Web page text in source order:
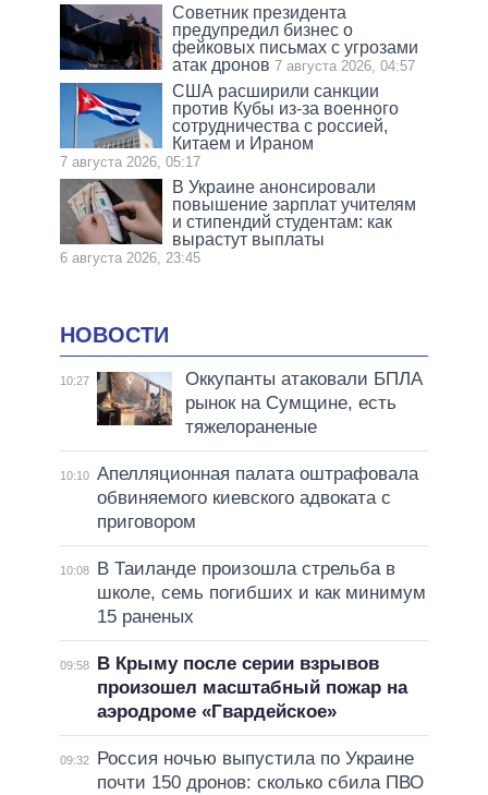
Советник президента
предупредил бизнес о
фейковых письмах с угрозами
атак дронов 7 августа 2026, 04:57
США расширили санкции
против Кубы из-за военного
сотрудничества с россией,
Китаем и Ираном
7 августа 2026, 05:17
В Украине анонсировали
повышение зарплат учителям
и стипендий студентам: как
вырастут выплаты
6 августа 2026, 23:45
НОВОСТИ
10:27
Оккупанты атаковали БПЛА
рынок на Сумщине, есть
тяжелораненые
10:10 Апелляционная палата оштрафовала
обвиняемого киевского адвоката с
приговором
10:08
В Таиланде произошла стрельба в
школе, семь погибших и как минимум
15 раненых
09:58
В Крыму после серии взрывов
произошел масштабный пожар на
аэродроме «Гвардейское»
09:32
Россия ночью выпустила по Украине
почти 150 дронов: сколько сбила ПВО